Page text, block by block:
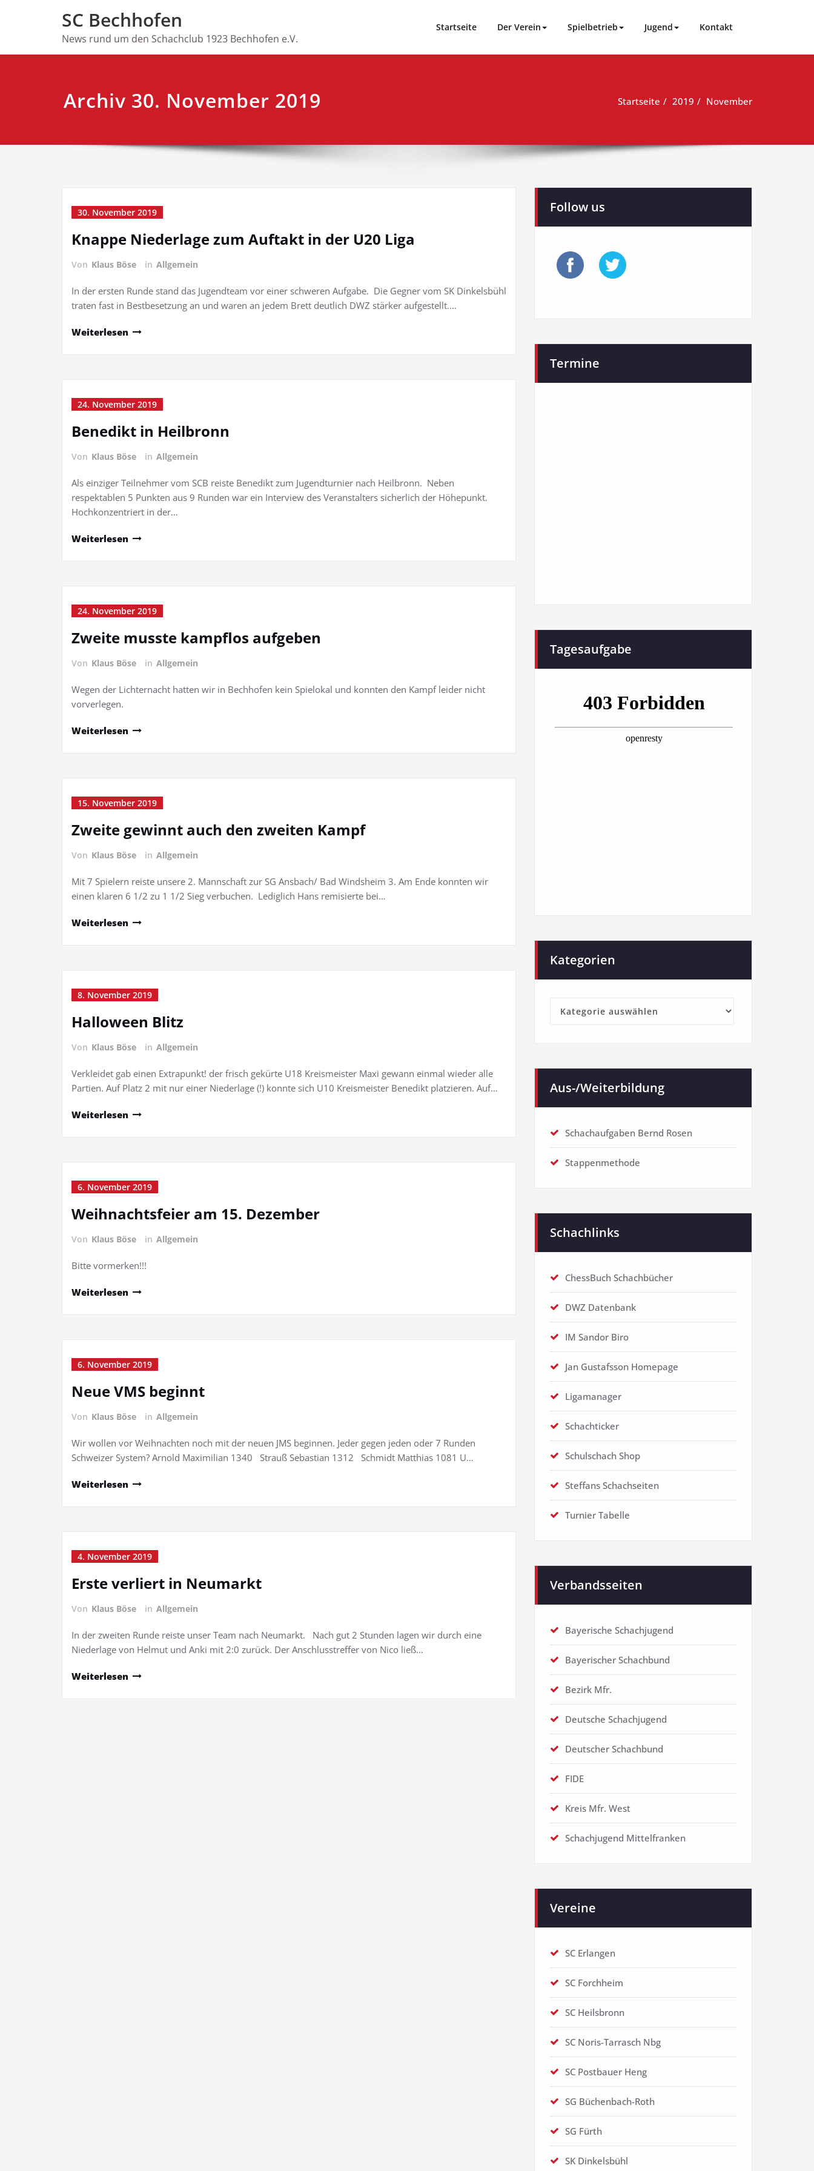
SC Bechhofen
News rund um den Schachclub 1923 Bechhofen e.V.
Startseite Der Verein Spielbetrieb Jugend Kontakt
Archiv 30. November 2019 Startseite 2019 November
30. November 2019
Knappe Niederlage zum Auftakt in der U20 Liga
Von Klaus Böse in Allgemein
In der ersten Runde stand das Jugendteam vor einer schweren Aufgabe. Die Gegner vom SK Dinkelsbühl
traten fast in Bestbesetzung an und waren an jedem Brett deutlich DWZ stärker aufgestellt.…
Weiterlesen
24. November 2019
Benedikt in Heilbronn
Von Klaus Böse in Allgemein
Als einziger Teilnehmer vom SCB reiste Benedikt zum Jugendturnier nach Heilbronn. Neben
respektablen 5 Punkten aus 9 Runden war ein Interview des Veranstalters sicherlich der Höhepunkt.
Hochkonzentriert in der…
Weiterlesen
24. November 2019
Zweite musste kampflos aufgeben
Von Klaus Böse in Allgemein
Wegen der Lichternacht hatten wir in Bechhofen kein Spielokal und konnten den Kampf leider nicht
vorverlegen.
Weiterlesen
15. November 2019
Zweite gewinnt auch den zweiten Kampf
Von Klaus Böse in Allgemein
Mit 7 Spielern reiste unsere 2. Mannschaft zur SG Ansbach/ Bad Windsheim 3. Am Ende konnten wir
einen klaren 6 1/2 zu 1 1/2 Sieg verbuchen. Lediglich Hans remisierte bei…
Weiterlesen
8. November 2019
Halloween Blitz
Von Klaus Böse in Allgemein
Verkleidet gab einen Extrapunkt! der frisch gekürte U18 Kreismeister Maxi gewann einmal wieder alle
Partien. Auf Platz 2 mit nur einer Niederlage (!) konnte sich U10 Kreismeister Benedikt platzieren. Auf…
Weiterlesen
6. November 2019
Weihnachtsfeier am 15. Dezember
Von Klaus Böse in Allgemein
Bitte vormerken!!!
Weiterlesen
6. November 2019
Neue VMS beginnt
Von Klaus Böse in Allgemein
Wir wollen vor Weihnachten noch mit der neuen JMS beginnen. Jeder gegen jeden oder 7 Runden
Schweizer System? Arnold Maximilian 1340 Strauß Sebastian 1312 Schmidt Matthias 1081 U…
Weiterlesen
4. November 2019
Erste verliert in Neumarkt
Von Klaus Böse in Allgemein
In der zweiten Runde reiste unser Team nach Neumarkt. Nach gut 2 Stunden lagen wir durch eine
Niederlage von Helmut und Anki mit 2:0 zurück. Der Anschlusstreffer von Nico ließ…
Weiterlesen
Follow us
Termine
Tagesaufgabe
Kategorien
Kategorien
Aus-/Weiterbildung
Schachaufgaben Bernd Rosen
Stappenmethode
Schachlinks
ChessBuch Schachbücher
DWZ Datenbank
IM Sandor Biro
Jan Gustafsson Homepage
Ligamanager
Schachticker
Schulschach Shop
Steffans Schachseiten
Turnier Tabelle
Verbandsseiten
Bayerische Schachjugend
Bayerischer Schachbund
Bezirk Mfr.
Deutsche Schachjugend
Deutscher Schachbund
FIDE
Kreis Mfr. West
Schachjugend Mittelfranken
Vereine
SC Erlangen
SC Forchheim
SC Heilsbronn
SC Noris-Tarrasch Nbg
SC Postbauer Heng
SG Büchenbach-Roth
SG Fürth
SK Dinkelsbühl